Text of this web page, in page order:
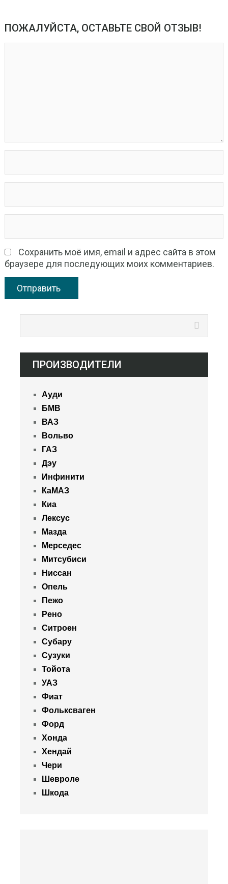
ПОЖАЛУЙСТА, ОСТАВЬТЕ СВОЙ ОТЗЫВ!
Сохранить моё имя, email и адрес сайта в этом
браузере для последующих моих комментариев.
ПРОИЗВОДИТЕЛИ
Ауди
БМВ
ВАЗ
Вольво
ГАЗ
Дэу
Инфинити
КаМАЗ
Киа
Лексус
Мазда
Мерседес
Митсубиси
Ниссан
Опель
Пежо
Рено
Ситроен
Субару
Сузуки
Тойота
УАЗ
Фиат
Фольксваген
Форд
Хонда
Хендай
Чери
Шевроле
Шкода